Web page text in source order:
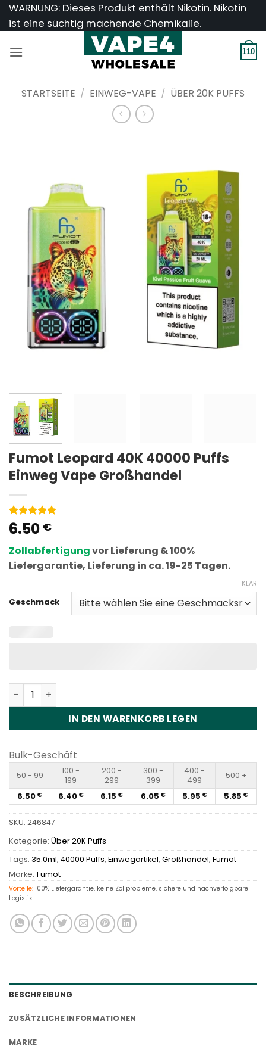
Zum
Inhalt
WARNUNG: Dieses Produkt enthält Nikotin. Nikotin
ist eine süchtig machende Chemikalie.
110
STARTSEITE / EINWEG-VAPE / ÜBER 20K PUFFS
Fumot Leopard 40K 40000 Puffs
Einweg Vape Großhandel
Bewertet
mit5von
auf
1
Kundenbewertung
6.50 €
Zollabfertigungvor Lieferung & 100%
Liefergarantie, Lieferung in ca. 19-25 Tagen.
Geschmack
KLAR
Fumot Leopard 40K 40000 Puffs Disposable Vape
IN DEN WARENKORB LEGEN
Bulk-Geschäft
50 - 99
100 -
199
200 -
299
300 -
399
400 -
499
500 +
6.50 € 6.40 € 6.15 € 6.05 € 5.95 € 5.85 €
SKU: 246847
Kategorie: Über 20K Puffs
Tags: 35.0ml, 40000 Puffs, Einwegartikel, Großhandel, Fumot
Marke: Fumot
Vorteile: 100% Liefergarantie, keine Zollprobleme, sichere und nachverfolgbare
Logistik.
BESCHREIBUNG
ZUSÄTZLICHE INFORMATIONEN
MARKE